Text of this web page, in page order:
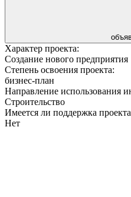
Характер проекта:
Создание нового предприятия
Степень освоения проекта:
бизнес-план
Направление использования
Строительство
Имеется ли поддержка
Нет